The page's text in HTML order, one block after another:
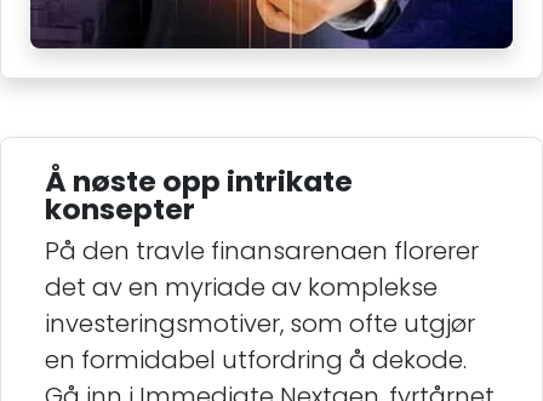
Å nøste opp intrikate
konsepter
På den travle finansarenaen florerer
det av en myriade av komplekse
investeringsmotiver, som ofte utgjør
en formidabel utfordring å dekode.